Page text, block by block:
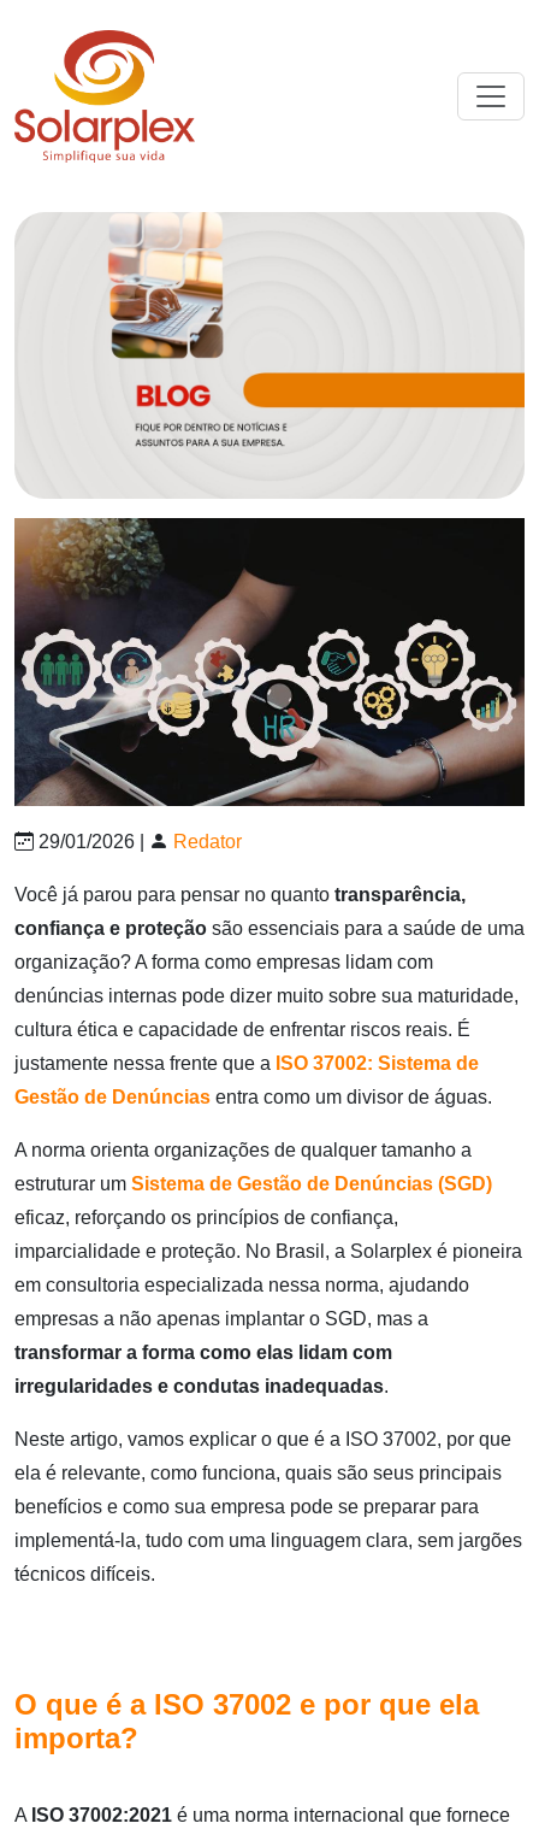
29/01/2026 | Redator
Você já parou para pensar no quanto transparência,
confiança e proteção são essenciais para a saúde de uma
organização? A forma como empresas lidam com
denúncias internas pode dizer muito sobre sua maturidade,
cultura ética e capacidade de enfrentar riscos reais. É
justamente nessa frente que a ISO 37002: Sistema de
Gestão de Denúncias entra como um divisor de águas.
A norma orienta organizações de qualquer tamanho a
estruturar um Sistema de Gestão de Denúncias (SGD)
eficaz, reforçando os princípios de confiança,
imparcialidade e proteção. No Brasil, a Solarplex é pioneira
em consultoria especializada nessa norma, ajudando
empresas a não apenas implantar o SGD, mas a
transformar a forma como elas lidam com
irregularidades e condutas inadequadas.
Neste artigo, vamos explicar o que é a ISO 37002, por que
ela é relevante, como funciona, quais são seus principais
benefícios e como sua empresa pode se preparar para
implementá-la, tudo com uma linguagem clara, sem jargões
técnicos difíceis.
O que é a ISO 37002 e por que ela
importa?
A ISO 37002:2021 é uma norma internacional que fornece